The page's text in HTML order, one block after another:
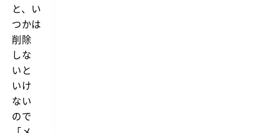
と、い
つかは
削除
しな
いと
いけ
ない
ので